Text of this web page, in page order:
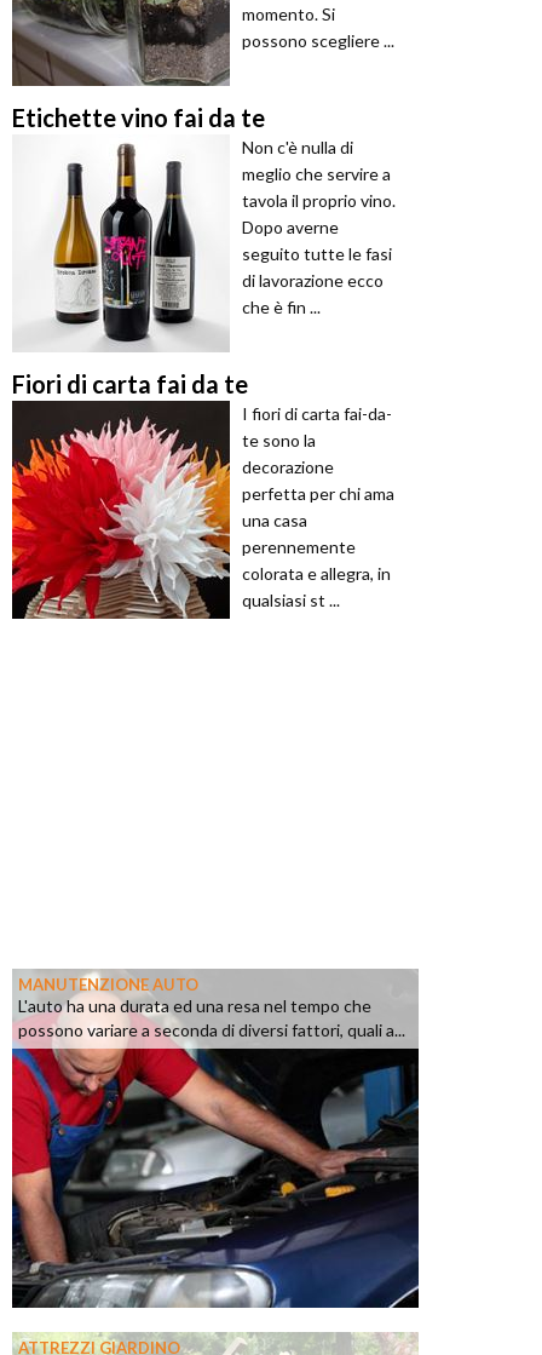
momento. Si
possono scegliere ...
Etichette vino fai da te
Non c'è nulla di
meglio che servire a
tavola il proprio vino.
Dopo averne
seguito tutte le fasi
di lavorazione ecco
che è fin ...
Fiori di carta fai da te
I fiori di carta fai-da-
te sono la
decorazione
perfetta per chi ama
una casa
perennemente
colorata e allegra, in
qualsiasi st ...
MANUTENZIONE AUTO
L'auto ha una durata ed una resa nel tempo che
possono variare a seconda di diversi fattori, quali a...
ATTREZZI GIARDINO